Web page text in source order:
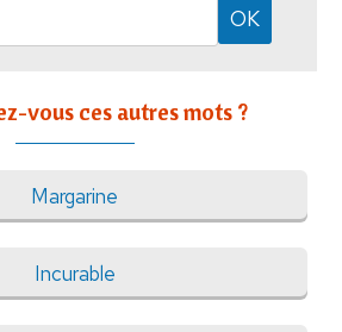
vous ces autres mots ?
Margarine
Incurable